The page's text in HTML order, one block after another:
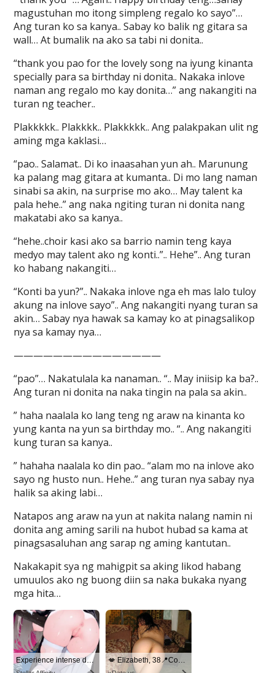
magustuhan mo itong simpleng regalo ko sayo”…
Ang turan ko sa kanya.. Sabay ko balik ng gitara sa
wall… At bumalik na ako sa tabi ni donita..
“thank you pao for the lovely song na iyung kinanta
specially para sa birthday ni donita.. Nakaka inlove
naman ang regalo mo kay donita…” ang nakangiti na
turan ng teacher..
Plakkkkk.. Plakkkk.. Plakkkkk.. Ang palakpakan ulit ng
aming mga kaklasi…
“pao.. Salamat.. Di ko inaasahan yun ah.. Marunung
ka palang mag gitara at kumanta.. Di mo lang naman
sinabi sa akin, na surprise mo ako… May talent ka
pala hehe..” ang naka ngiting turan ni donita nang
makatabi ako sa kanya..
“hehe..choir kasi ako sa barrio namin teng kaya
medyo may talent ako ng konti..”.. Hehe”.. Ang turan
ko habang nakangiti…
“Konti ba yun?”.. Nakaka inlove nga eh mas lalo tuloy
akung na inlove sayo”.. Ang nakangiti nyang turan sa
akin… Sabay nya hawak sa kamay ko at pinagsalikop
nya sa kamay nya…
———————————————
“pao”… Nakatulala ka nanaman.. “.. May iniisip ka ba?..
Ang turan ni donita na naka tingin na pala sa akin..
” haha naalala ko lang teng ng araw na kinanta ko
yung kanta na yun sa birthday mo.. “.. Ang nakangiti
kung turan sa kanya..
” hahaha naalala ko din pao.. “alam mo na inlove ako
sayo ng husto nun.. Hehe..” ang turan nya sabay nya
halik sa aking labi…
Natapos ang araw na yun at nakita nalang namin ni
donita ang aming sarili na hubot hubad sa kama at
pinagsasaluhan ang sarap ng aming kantutan..
Nakakapit sya ng mahigpit sa aking likod habang
umuulos ako ng buong diin sa naka bukaka nyang
mga hita…